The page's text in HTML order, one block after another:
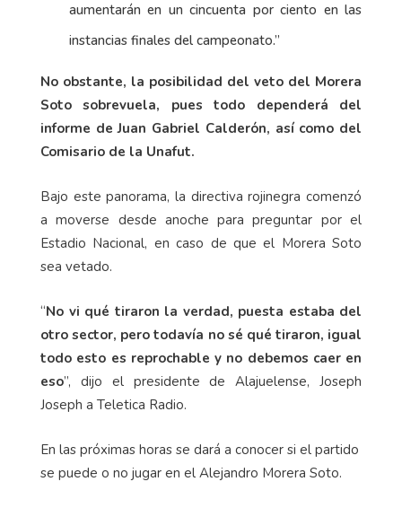
aumentarán en un cincuenta por ciento en las
instancias finales del campeonato.”
No obstante, la posibilidad del veto del Morera
Soto sobrevuela, pues todo dependerá del
informe de Juan Gabriel Calderón, así como del
Comisario de la Unafut.
Bajo este panorama, la directiva rojinegra comenzó
a moverse desde anoche para preguntar por el
Estadio Nacional, en caso de que el Morera Soto
sea vetado.
“No vi qué tiraron la verdad, puesta estaba del
otro sector, pero todavía no sé qué tiraron, igual
todo esto es reprochable y no debemos caer en
eso”, dijo el presidente de Alajuelense, Joseph
Joseph a Teletica Radio.
En las próximas horas se dará a conocer si el partido
se puede o no jugar en el Alejandro Morera Soto.